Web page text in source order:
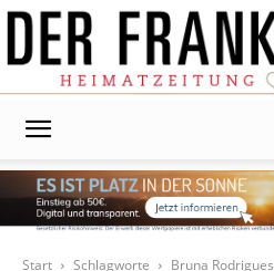
Start
Schlagworte Bruna Rodrigues